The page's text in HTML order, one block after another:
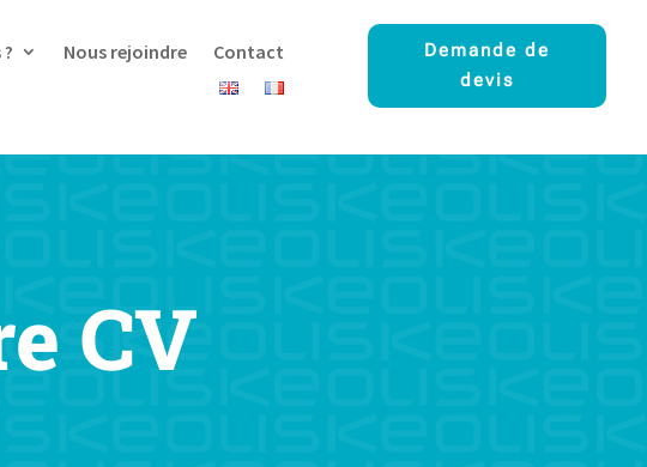
Nous rejoindre Contact
Demande de
devis
CV